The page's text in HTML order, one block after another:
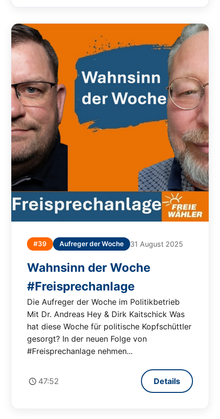
#39 Aufreger der Woche 31 August 2025
Wahnsinn der Woche
#Freisprechanlage
Die Aufreger der Woche im Politikbetrieb
Mit Dr. Andreas Hey & Dirk Kaitschick Was
hat diese Woche für politische Kopfschüttler
gesorgt? In der neuen Folge von
#Freisprechanlage nehmen...
47:52 Details